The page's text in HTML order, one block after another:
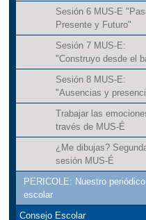
Sesión 6 MUS-E
Presente y Futuro"
Sesión 7 MUS-E:
"Construyo desde el
Sesión 8 MUS-E:
"Ausencias y
Trabajar las
través de MUS-É
¿Me dibujas?
sesión MUS-É
PERICOLE: Nuestro periódico
escolar
Consejo Escolar